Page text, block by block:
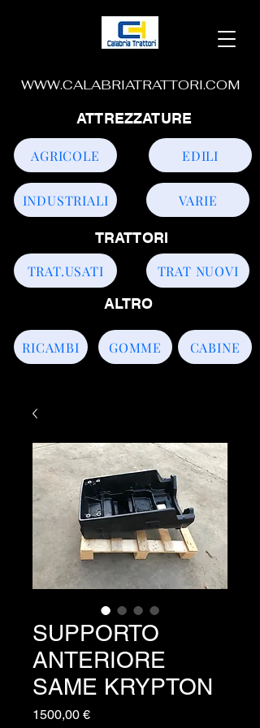
WWW.CALABRIATRATTORI.COM
TRAT.USATI TRAT NUOVI
INDUSTRIALI
AGRICOLE EDILI
VARIE
CABINE
GOMME
RICAMBI
ATTREZZATURE
TRATTORI
ALTRO
SUPPORTO
ANTERIORE
SAME KRYPTON
1500,00 €Prezzo